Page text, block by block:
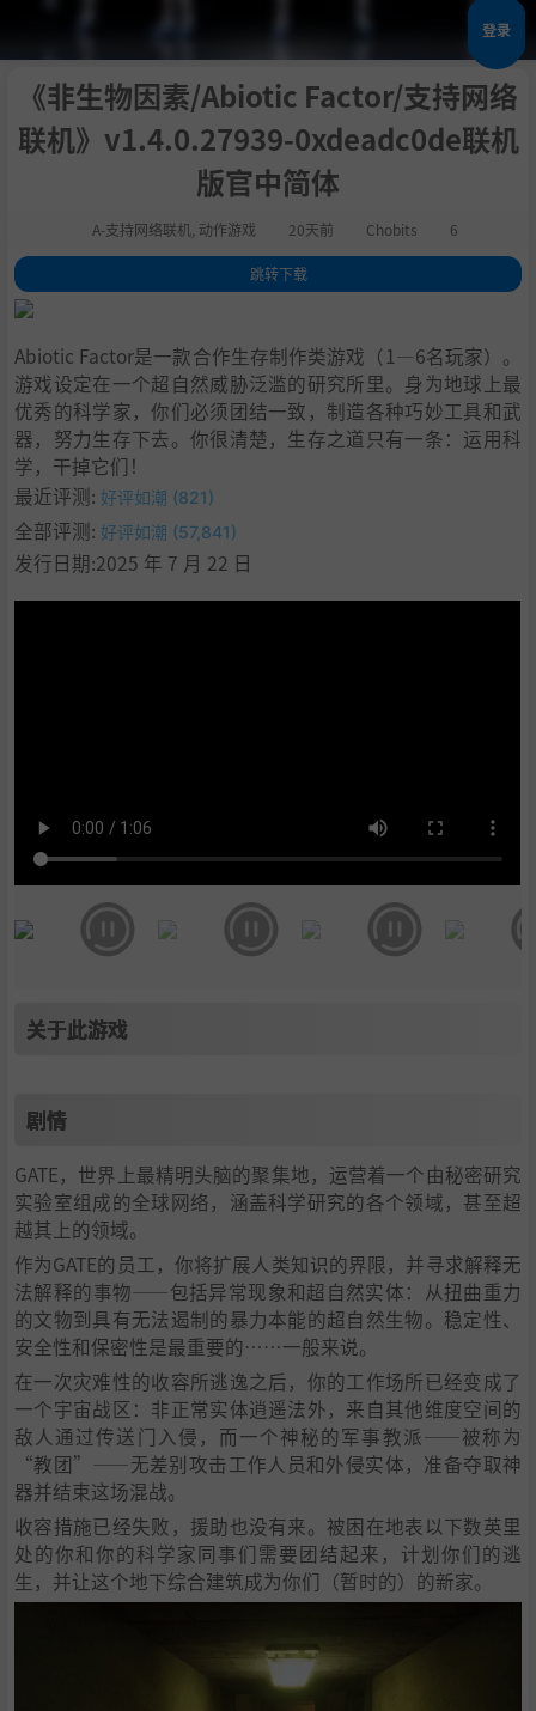
登录
《非生物因素/Abiotic Factor/支持网络
联机》v1.4.0.27939-0xdeadc0de联机
版官中简体
A-支持网络联机 动作游戏 20天前 Chobits 6
跳转下载
1
3.游戏机制
4.当科学遇到暴力
5. 保持健康的工作与生活平衡
6.
加入科研团队
7.活下去才能迎接下一天的休息日
9.支持作者
10. 启动说明
11.学习
Abiotic Factor是一款合作生存制作类游戏（1—6名玩家）。
游戏设定在一个超自然威胁泛滥的研究所里。身为地球上最
优秀的科学家，你们必须团结一致，制造各种巧妙工具和武
器，努力生存下去。你很清楚，生存之道只有一条：运用科
学，干掉它们！
最近评测: 好评如潮 (821)
全部评测: 好评如潮 (57,841)
发行日期:2025 年 7 月 22 日
关于此游戏
剧情
GATE，世界上最精明头脑的聚集地，运营着一个由秘密研究
实验室组成的全球网络，涵盖科学研究的各个领域，甚至超
越其上的领域。
作为GATE的员工，你将扩展人类知识的界限，并寻求解释无
法解释的事物——包括异常现象和超自然实体：从扭曲重力
的文物到具有无法遏制的暴力本能的超自然生物。稳定性、
安全性和保密性是最重要的……一般来说。
在一次灾难性的收容所逃逸之后，你的工作场所已经变成了
一个宇宙战区：非正常实体逍遥法外，来自其他维度空间的
敌人通过传送门入侵，而一个神秘的军事教派——被称为
“教团”——无差别攻击工作人员和外侵实体，准备夺取神
器并结束这场混战。
收容措施已经失败，援助也没有来。被困在地表以下数英里
处的你和你的科学家同事们需要团结起来，计划你们的逃
生，并让这个地下综合建筑成为你们（暂时的）的新家。